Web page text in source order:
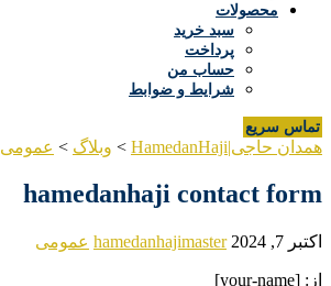
محصولات
سبد خرید
پرداخت
حساب من
شرایط و ضوابط
تماس سریع
همدان حاجی|HamedanHaji > وبلاگ > عمومی
hamedanhaji contact form
اکتبر 7, 2024 hamedanhajimaster عمومی
از: [your-name]